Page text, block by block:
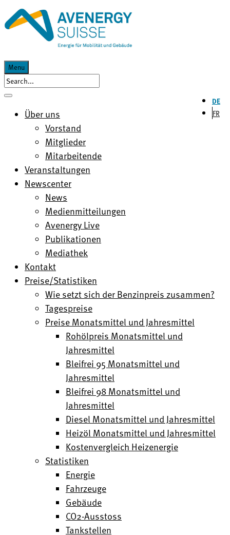
Menu
DE
FR
Über uns
Vorstand
Mitglieder
Mitarbeitende
Veranstaltungen
Newscenter
News
Medienmitteilungen
Avenergy Live
Publikationen
Mediathek
Kontakt
Preise/Statistiken
Wie setzt sich der Benzinpreis zusammen?
Tagespreise
Preise Monatsmittel und Jahresmittel
Rohölpreis Monatsmittel und
Jahresmittel
Bleifrei 95 Monatsmittel und
Jahresmittel
Bleifrei 98 Monatsmittel und
Jahresmittel
Diesel Monatsmittel und Jahresmittel
Heizöl Monatsmittel und Jahresmittel
Kostenvergleich Heizenergie
Statistiken
Energie
Fahrzeuge
Gebäude
CO2-Ausstoss
Tankstellen